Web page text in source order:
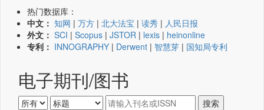
热门数据库：
中文： 知网 | 万方 | 北大法宝 | 读秀 | 人民日报
外文： SCI | Scopus | JSTOR | lexis | heinonline
专利： INNOGRAPHY | Derwent | 智慧芽 | 国知局专利
电子期刊/图书